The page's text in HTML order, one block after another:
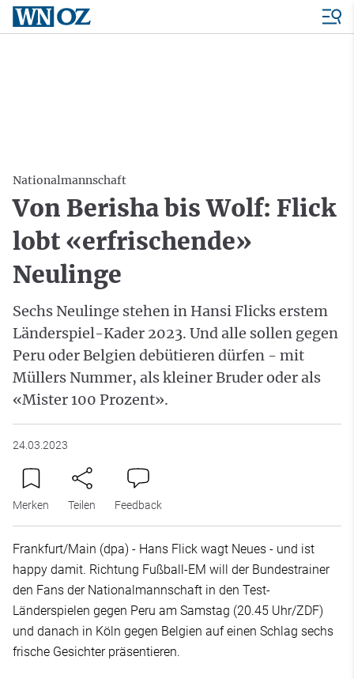
Nationalmannschaft
Von Berisha bis Wolf: Flick
lobt «erfrischende»
Neulinge
Sechs Neulinge stehen in Hansi Flicks erstem
Länderspiel-Kader 2023. Und alle sollen gegen
Peru oder Belgien debütieren dürfen - mit
Müllers Nummer, als kleiner Bruder oder als
«Mister 100 Prozent».
24.03.2023
Merken Teilen Feedback
Frankfurt/Main (dpa) - Hans Flick wagt Neues - und ist
happy damit. Richtung Fußball-EM will der Bundestrainer
den Fans der Nationalmannschaft in den Test-
Länderspielen gegen Peru am Samstag (20.45 Uhr/ZDF)
und danach in Köln gegen Belgien auf einen Schlag sechs
frische Gesichter präsentieren.